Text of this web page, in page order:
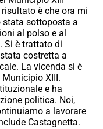
è che ora mi
stata sottoposta a
al polso e al
Si è trattato di
costretta a
La vicenda si è
XIII.
e ha
politica. Noi,
a lavorare
Castagnetta.